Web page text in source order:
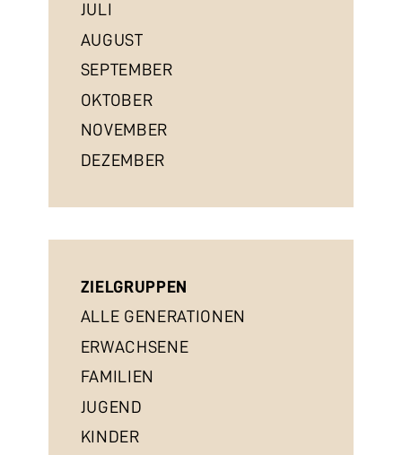
JULI
AUGUST
SEPTEMBER
OKTOBER
NOVEMBER
DEZEMBER
ZIELGRUPPEN
ALLE GENERATIONEN
ERWACHSENE
FAMILIEN
JUGEND
KINDER